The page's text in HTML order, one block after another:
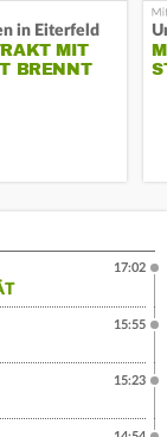
in Eiterfeld
MIT
BRENNT
17:02
15:55
15:23